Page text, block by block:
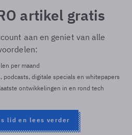
artikel gratis
aan en geniet van alle
per maand
podcasts, digitale specials en whitepapers
ontwikkelingen in en rond tech
lid en lees verder